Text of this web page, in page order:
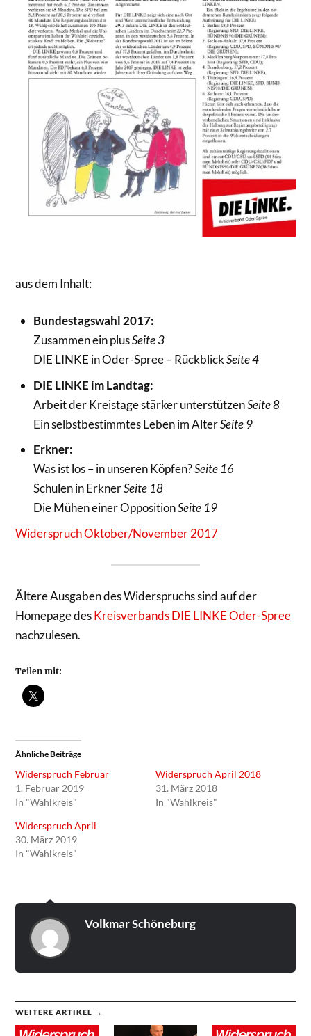
aus dem Inhalt:
Bundestagswahl 2017:
Zusammen ein plusSeite 3
DIE LINKE in Oder-Spree – RückblickSeite 4
DIE LINKE im Landtag:
Arbeit der Kreistage stärker unterstützenSeite 8
Ein selbstbestimmtes Leben im AlterSeite 9
Erkner:
Was ist los – in unseren Köpfen?Seite 16
Schulen in ErknerSeite 18
Die Mühen einer OppositionSeite 19
Widerspruch Oktober/November 2017
Ältere Ausgaben des Widerspruchs sind auf der
Homepage desKreisverbands DIE LINKE Oder-Spree
nachzulesen.
Teilen mit:
Ähnliche Beiträge
Widerspruch Februar
1. Februar 2019
In "Wahlkreis"
Widerspruch April 2018
31. März 2018
In "Wahlkreis"
Widerspruch April
30. März 2019
In "Wahlkreis"
Volkmar Schöneburg
WEITERE ARTIKEL →